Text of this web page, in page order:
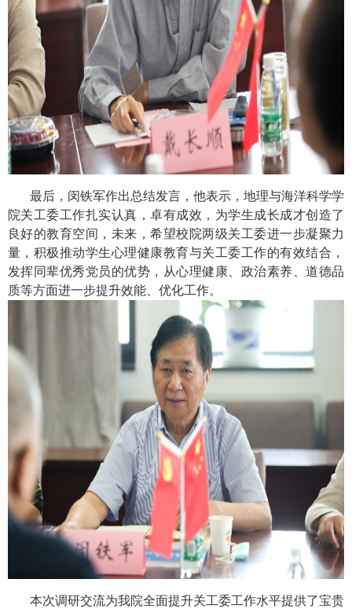
最后，闵铁军作出总结发言，他表示，地理与海洋科学学
院关工委工作扎实认真，卓有成效，为学生成长成才创造了
良好的教育空间，未来，希望校院两级关工委进一步凝聚力
量，积极推动学生心理健康教育与关工委工作的有效结合，
发挥同辈优秀党员的优势，从心理健康、政治素养、道德品
质等方面进一步提升效能、优化工作。
本次调研交流为我院全面提升关工委工作水平提供了宝贵